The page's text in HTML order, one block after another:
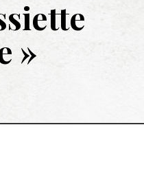
»